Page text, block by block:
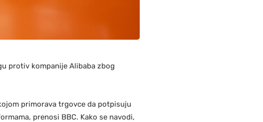
protiv kompanije Alibaba zbog
primorava trgovce da potpisuju
prenosi BBC. Kako se navodi,